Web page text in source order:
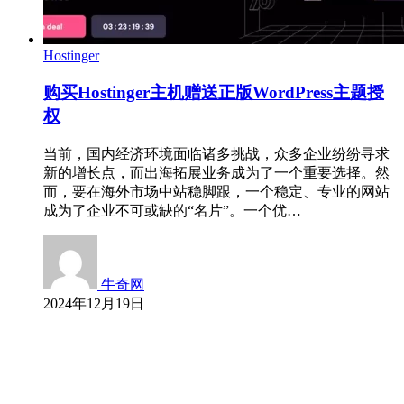
Hostinger
购买Hostinger主机赠送正版WordPress主题授
权
当前，国内经济环境面临诸多挑战，众多企业纷纷寻求
新的增长点，而出海拓展业务成为了一个重要选择。然
而，要在海外市场中站稳脚跟，一个稳定、专业的网站
成为了企业不可或缺的“名片”。一个优…
牛奇网
2024年12月19日